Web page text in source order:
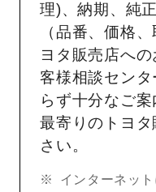
理)、納期、純
（品番、価格
ヨタ販売店へ
客様相談セン
らず十分なご案
最寄りのトヨ
さい。
インターネッ